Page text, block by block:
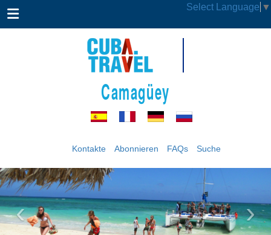
Select Language ▼
Camagüey
Kontakte Abonnieren FAQs Suche
‹ ›